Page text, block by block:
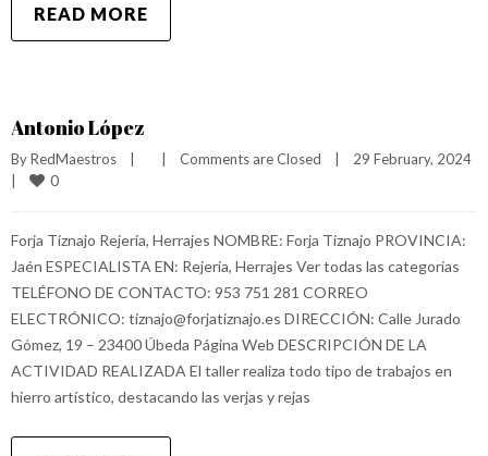
READ MORE
Antonio López
By RedMaestros Comments are Closed
0
Forja Tiznajo Rejería, Herrajes NOMBRE: Forja Tiznajo PROVINCIA:
Jaén ESPECIALISTA EN: Rejería, Herrajes Ver todas las categorías
TELÉFONO DE CONTACTO: 953 751 281 CORREO
ELECTRÓNICO: tiznajo@forjatiznajo.es DIRECCIÓN: Calle Jurado
Gómez, 19 – 23400 Úbeda Página Web DESCRIPCIÓN DE LA
ACTIVIDAD REALIZADA El taller realiza todo tipo de trabajos en
hierro artístico, destacando las verjas y rejas